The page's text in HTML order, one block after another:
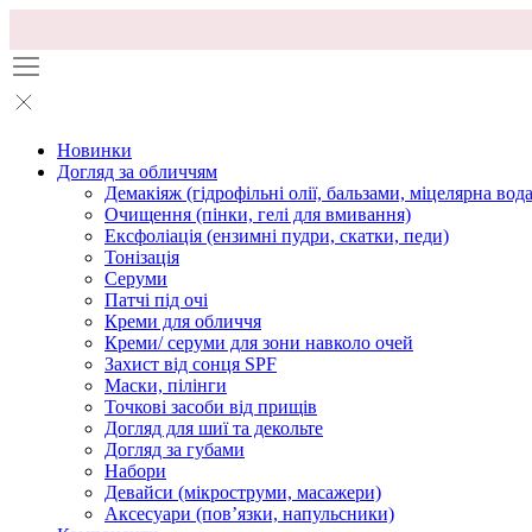
Новинки
Догляд за обличчям
Демакіяж (гідрофільні олії, бальзами, міцелярна
Очищення (пінки, гелі для вмивання)
Ексфоліація (ензимні пудри, скатки, педи)
Тонізація
Серуми
Патчі під очі
Креми для обличчя
Креми/ серуми для зони навколо очей
Захист від сонця SPF
Маски, пілінги
Точкові засоби від прищів
Догляд для шиї та декольте
Догляд за губами
Набори
Девайси (мікроструми, масажери)
Аксесуари (повʼязки, напульсники)